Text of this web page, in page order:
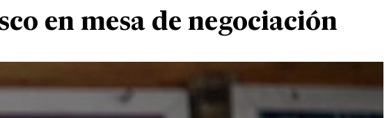
en mesa de negociación